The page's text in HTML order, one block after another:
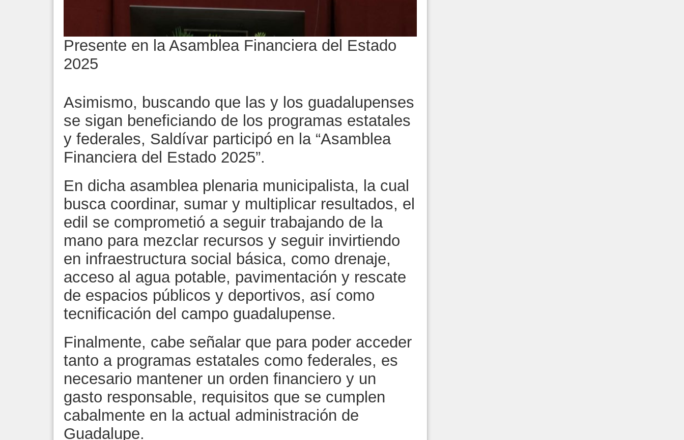
Presente en la Asamblea Financiera del Estado
2025
Asimismo, buscando que las y los guadalupenses
se sigan beneficiando de los programas estatales
y federales, Saldívar participó en la “Asamblea
Financiera del Estado 2025”.
En dicha asamblea plenaria municipalista, la cual
busca coordinar, sumar y multiplicar resultados, el
edil se comprometió a seguir trabajando de la
mano para mezclar recursos y seguir invirtiendo
en infraestructura social básica, como drenaje,
acceso al agua potable, pavimentación y rescate
de espacios públicos y deportivos, así como
tecnificación del campo guadalupense.
Finalmente, cabe señalar que para poder acceder
tanto a programas estatales como federales, es
necesario mantener un orden financiero y un
gasto responsable, requisitos que se cumplen
cabalmente en la actual administración de
Guadalupe.